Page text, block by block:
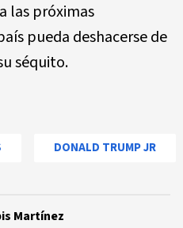
las próximas
pueda deshacerse de
séquito.
DONALD TRUMP JR
Martínez